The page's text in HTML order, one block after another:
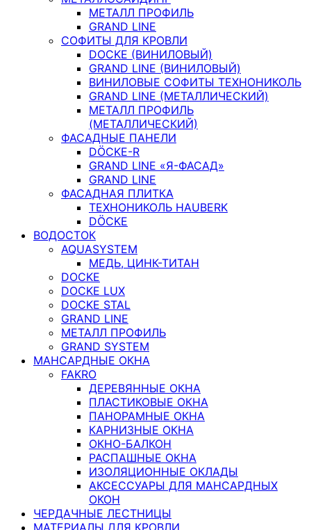
МЕТАЛЛ ПРОФИЛЬ
GRAND LINE
СОФИТЫ ДЛЯ КРОВЛИ
DOCKE (ВИНИЛОВЫЙ)
GRAND LINE (ВИНИЛОВЫЙ)
ВИНИЛОВЫЕ СОФИТЫ ТЕХНОНИКОЛЬ
GRAND LINE (МЕТАЛЛИЧЕСКИЙ)
МЕТАЛЛ ПРОФИЛЬ
(МЕТАЛЛИЧЕСКИЙ)
ФАСАДНЫЕ ПАНЕЛИ
DÖCKE-R
GRAND LINE «Я-ФАСАД»
GRAND LINE
ФАСАДНАЯ ПЛИТКА
ТЕХНОНИКОЛЬ HAUBERK
DÖCKE
ВОДОСТОК
AQUASYSTEM
МЕДЬ, ЦИНК-ТИТАН
DOCKE
DOCKE LUX
DOCKE STAL
GRAND LINE
МЕТАЛЛ ПРОФИЛЬ
GRAND SYSTEM
МАНСАРДНЫЕ ОКНА
FAKRO
ДЕРЕВЯННЫЕ ОКНА
ПЛАСТИКОВЫЕ ОКНА
ПАНОРАМНЫЕ ОКНА
КАРНИЗНЫЕ ОКНА
ОКНО-БАЛКОН
РАСПАШНЫЕ ОКНА
ИЗОЛЯЦИОННЫЕ ОКЛАДЫ
АКСЕССУАРЫ ДЛЯ МАНСАРДНЫХ
ОКОН
ЧЕРДАЧНЫЕ ЛЕСТНИЦЫ
МАТЕРИАЛЫ ДЛЯ КРОВЛИ